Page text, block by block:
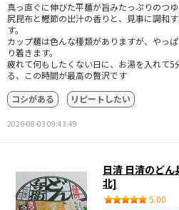
真っ直ぐに伸びた平麺が旨みたっぷりのつ
尻昆布と鰹節の出汁の香りと、見事に調和
す。
カップ麺は色んな種類がありますが、やっ
り着きます。
疲れて何もしたくない日に、お湯を入れて
る、この時間が最高の贅沢です
コシがある
リピートしたい
2026-08-03 09:43:49
日清 日清のど
北]
5.00